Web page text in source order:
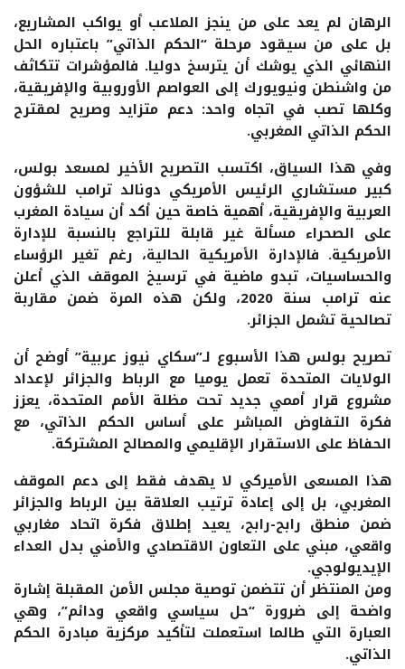
الرهان لم يعد على من ينجز الملاعب أو يواكب المشاريع،
بل على من سيقود مرحلة “الحكم الذاتي” باعتباره الحل
النهائي الذي يوشك أن يترسخ دوليا. فالمؤشرات تتكاثف
من واشنطن ونيويورك إلى العواصم الأوروبية والإفريقية،
وكلها تصب في اتجاه واحد: دعم متزايد وصريح لمقترح
الحكم الذاتي المغربي.
وفي هذا السياق، اكتسب التصريح الأخير لمسعد بولس،
كبير مستشاري الرئيس الأمريكي دونالد ترامب للشؤون
العربية والإفريقية، أهمية خاصة حين أكد أن سيادة المغرب
على الصحراء مسألة غير قابلة للتراجع بالنسبة للإدارة
الأمريكية. فالإدارة الأمريكية الحالية، رغم تغير الرؤساء
والحساسيات، تبدو ماضية في ترسيخ الموقف الذي أعلن
عنه ترامب سنة 2020، ولكن هذه المرة ضمن مقاربة
تصالحية تشمل الجزائر.
تصريح بولس هذا الأسبوع لـ”سكاي نيوز عربية” أوضح أن
الولايات المتحدة تعمل يوميا مع الرباط والجزائر لإعداد
مشروع قرار أممي جديد تحت مظلة الأمم المتحدة، يعزز
فكرة التفاوض المباشر على أساس الحكم الذاتي، مع
الحفاظ على الاستقرار الإقليمي والمصالح المشتركة.
هذا المسعى الأميركي لا يهدف فقط إلى دعم الموقف
المغربي، بل إلى إعادة ترتيب العلاقة بين الرباط والجزائر
ضمن منطق رابح-رابح، يعيد إطلاق فكرة اتحاد مغاربي
واقعي، مبني على التعاون الاقتصادي والأمني بدل العداء
الإيديولوجي.
ومن المنتظر أن تتضمن توصية مجلس الأمن المقبلة إشارة
واضحة إلى ضرورة “حل سياسي واقعي ودائم”، وهي
العبارة التي طالما استعملت لتأكيد مركزية مبادرة الحكم
الذاتي.